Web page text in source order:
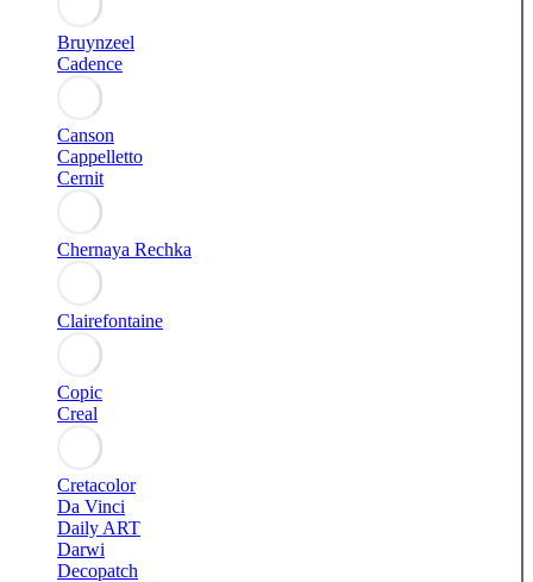
Bruynzeel
Cadence
Canson
Cappelletto
Cernit
Chernaya Rechka
Clairefontaine
Copic
Creal
Cretacolor
Da Vinci
Daily ART
Darwi
Decopatch